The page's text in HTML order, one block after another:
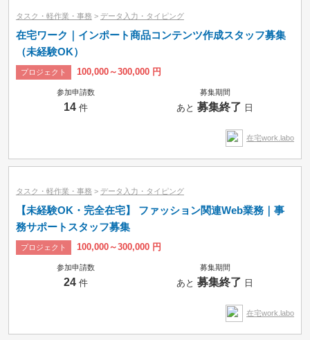
タスク・軽作業・事務 > データ入力・タイピング
在宅ワーク｜インポート商品コンテンツ作成スタッフ募集
（未経験OK）
プロジェクト 100,000～300,000 円
参加申請数
14件
募集期間
あと募集終了 日
在宅work.labo
タスク・軽作業・事務 > データ入力・タイピング
【未経験OK・完全在宅】 ファッション関連Web業務｜事
務サポートスタッフ募集
プロジェクト 100,000～300,000 円
参加申請数
24件
募集期間
あと募集終了 日
在宅work.labo